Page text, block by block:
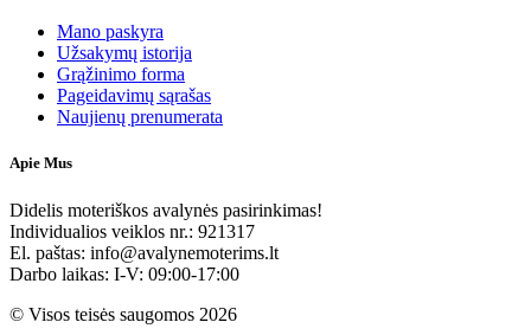
Mano paskyra
Užsakymų istorija
Grąžinimo forma
Pageidavimų sąrašas
Naujienų prenumerata
Apie Mus
Didelis moteriškos avalynės pasirinkimas!
Individualios veiklos nr.: 921317
El. paštas: info@avalynemoterims.lt
Darbo laikas: I-V: 09:00-17:00
© Visos teisės saugomos 2026